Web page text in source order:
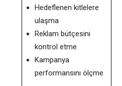
Hedeflenen kitlelere
ulaşma
Reklam bütçesini
kontrol etme
Kampanya
performansını ölçme